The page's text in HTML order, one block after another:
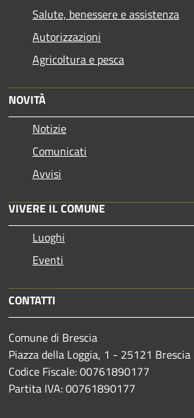
Salute, benessere e assistenza
Autorizzazioni
Agricoltura e pesca
NOVITÀ
Notizie
Comunicati
Avvisi
VIVERE IL COMUNE
Luoghi
Eventi
CONTATTI
Comune di Brescia
Piazza della Loggia, 1 - 25121 Brescia
Codice Fiscale: 00761890177
Partita IVA: 00761890177